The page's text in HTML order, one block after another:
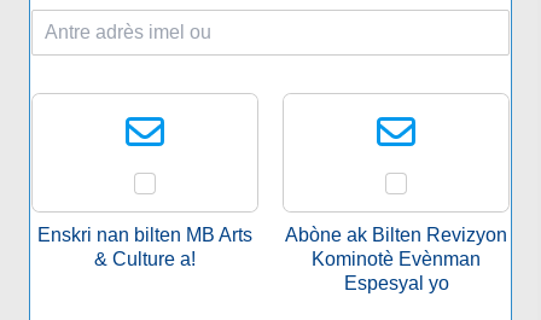
m
lC
i
yEnskri nan bilten MB Arts
& Culture a!
Abòne ak Bilten Revizyon
Kominotè Evènman
Espesyal yo